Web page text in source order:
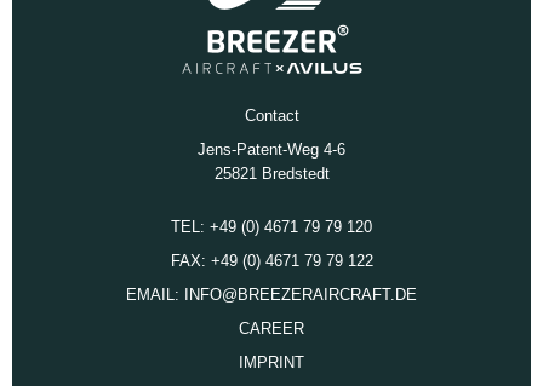
Contact
Jens-Patent-Weg 4-6
25821 Bredstedt
TEL: +49 (0) 4671 79 79 120
FAX: +49 (0) 4671 79 79 122
EMAIL: INFO@BREEZERAIRCRAFT.DE
CAREER
IMPRINT